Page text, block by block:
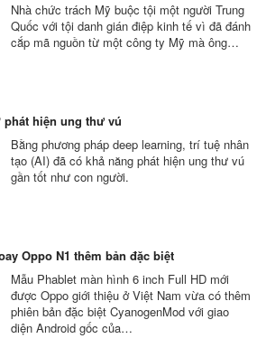
Nhà chức trách Mỹ buộc tội một người Trung
Quốc với tội danh gián điệp kinh tế vì đã đánh
cắp mã nguồn từ một công ty Mỹ mà ông…
hiện ung thư vú
Bằng phương pháp deep learning, trí tuệ nhân
tạo (AI) đã có khả năng phát hiện ung thư vú
gần tốt như con người.
Oppo N1 thêm bản đặc biệt
Mẫu Phablet màn hình 6 inch Full HD mới
được Oppo giới thiệu ở Việt Nam vừa có thêm
phiên bản đặc biệt CyanogenMod với giao
diện Android gốc của…